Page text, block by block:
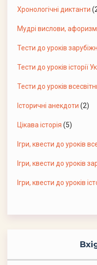
Хронологічні диктанти
Мудрі вислови,
Тести до уроків
Тести до уроків історії
Тести до уроків
Історичні анекдоти (2)
Цікава історія (5)
Ігри, квести до уроків
Ігри, квести до уроків
Ігри, квести до уроків